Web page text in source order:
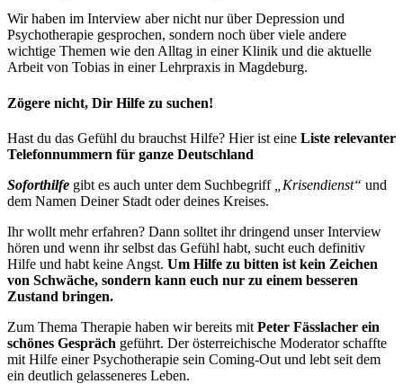
Wir haben im Interview aber nicht nur über Depression und
Psychotherapie gesprochen, sondern noch über viele andere
wichtige Themen wie den Alltag in einer Klinik und die aktuelle
Arbeit von Tobias in einer Lehrpraxis in Magdeburg.
Zögere nicht, Dir Hilfe zu suchen!
Hast du das Gefühl du brauchst Hilfe? Hier ist eine Liste relevanter
Telefonnummern für ganze Deutschland
Soforthilfe gibt es auch unter dem Suchbegriff „Krisendienst“ und
dem Namen Deiner Stadt oder deines Kreises.
Ihr wollt mehr erfahren? Dann solltet ihr dringend unser Interview
hören und wenn ihr selbst das Gefühl habt, sucht euch definitiv
Hilfe und habt keine Angst. Um Hilfe zu bitten ist kein Zeichen
von Schwäche, sondern kann euch nur zu einem besseren
Zustand bringen.
Zum Thema Therapie haben wir bereits mit Peter Fässlacher ein
schönes Gespräch geführt. Der österreichische Moderator schaffte
mit Hilfe einer Psychotherapie sein Coming-Out und lebt seit dem
ein deutlich gelasseneres Leben.